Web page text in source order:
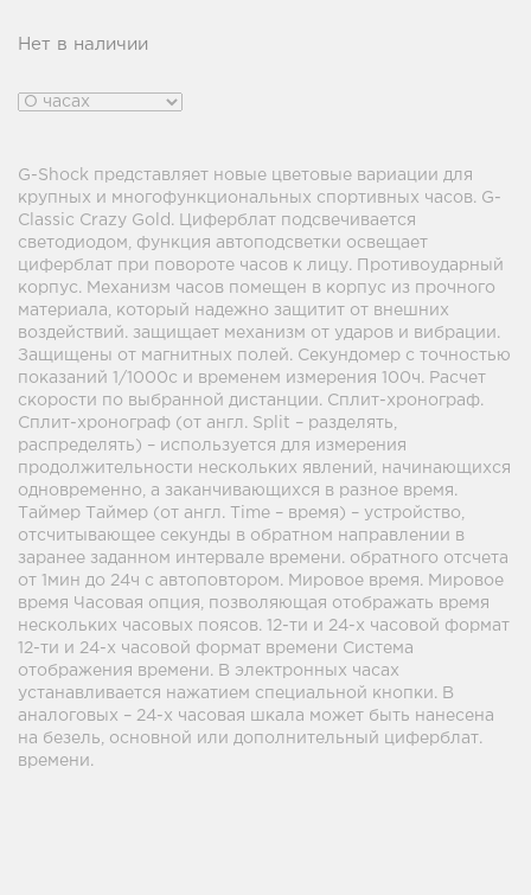
Нет в наличии
G-Shock представляет новые цветовые вариации для
крупных и многофункциональных спортивных часов. G-
Classic Crazy Gold. Циферблат подсвечивается
светодиодом, функция автоподсветки освещает
циферблат при повороте часов к лицу. Противоударный
корпус. Механизм часов помещен в корпус из прочного
материала, который надежно защитит от внешних
воздействий. защищает механизм от ударов и вибрации.
Защищены от магнитных полей. Секундомер с точностью
показаний 1/1000с и временем измерения 100ч. Расчет
скорости по выбранной дистанции. Сплит-хронограф.
Сплит-хронограф (от англ. Split – разделять,
распределять) – используется для измерения
продолжительности нескольких явлений, начинающихся
одновременно, а заканчивающихся в разное время.
Таймер Таймер (от англ. Time – время) – устройство,
отсчитывающее секунды в обратном направлении в
заранее заданном интервале времени. обратного отсчета
от 1мин до 24ч с автоповтором. Мировое время. Мировое
время Часовая опция, позволяющая отображать время
нескольких часовых поясов. 12-ти и 24-х часовой формат
12-ти и 24-х часовой формат времени Система
отображения времени. В электронных часах
устанавливается нажатием специальной кнопки. В
аналоговых – 24-х часовая шкала может быть нанесена
на безель, основной или дополнительный циферблат.
времени.